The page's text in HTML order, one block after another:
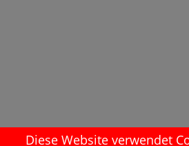
Diese Website verwendet